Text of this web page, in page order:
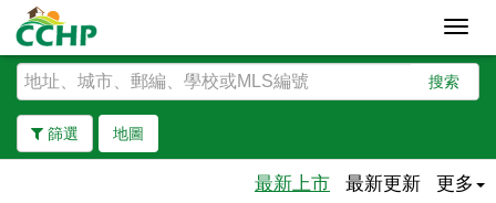
搜索
篩選 地圖
最新上市 最新更新 更多